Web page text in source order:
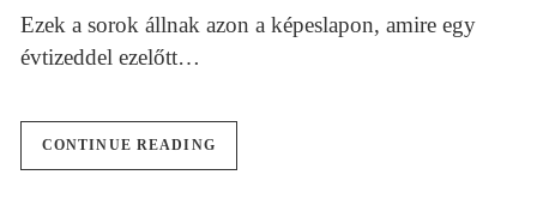
Ezek a sorok állnak azon a képeslapon, amire egy
évtizeddel ezelőtt…
CONTINUE READING